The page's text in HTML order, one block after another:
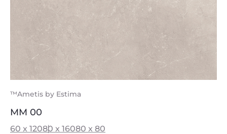
™Ametis by Estima
MM 00
60 x 12080 x 16080 x 80